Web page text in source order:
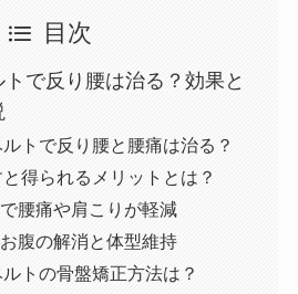
目次
で反り腰は治る？効果と
トで反り腰と腰痛は治る？
得られるメリットとは？
腰痛や肩こりが軽減
腹の解消と体型維持
トの骨盤矯正方法は？